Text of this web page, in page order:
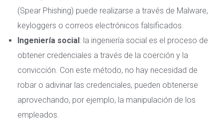
(Spear Phishing) puede realizarse a través de Malware,
keyloggers o correos electrónicos falsificados.
Ingeniería social: la ingeniería social es el proceso de
obtener credenciales a través de la coerción y la
convicción. Con este método, no hay necesidad de
robar o adivinar las credenciales, pueden obtenerse
aprovechando, por ejemplo, la manipulación de los
empleados.